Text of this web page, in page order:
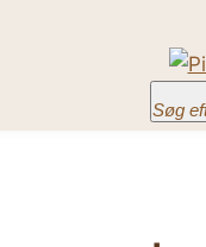
Søg